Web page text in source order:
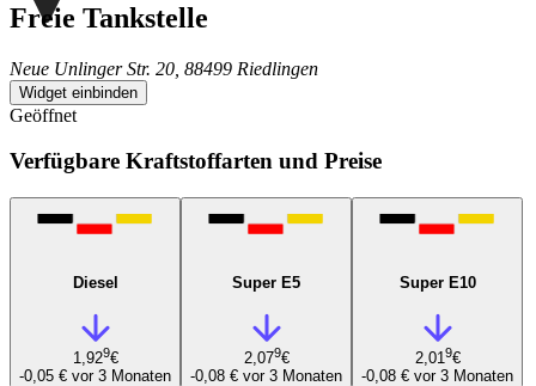
Freie Tankstelle
Neue Unlinger Str. 20, 88499 Riedlingen
Widget einbinden
Geöffnet
Verfügbare Kraftstoffarten und Preise
Diesel
1,929€
-0,05 € vor 3 Monaten
Super E5
2,079€
-0,08 € vor 3 Monaten
Super E10
2,019€
-0,08 € vor 3 Monaten